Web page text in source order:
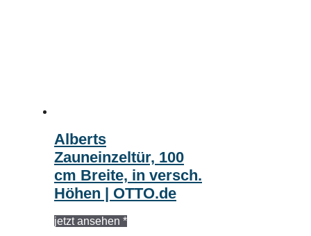
Alberts
Zauneinzeltür, 100
cm Breite, in versch.
Höhen | OTTO.de
jetzt ansehen *